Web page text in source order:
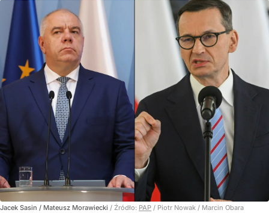
Jacek Sasin / Mateusz Morawiecki / Źródło: PAP / Piotr Nowak / Marcin Obara